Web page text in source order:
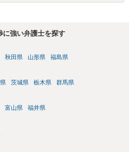
に強い弁護士を探す
秋田県 山形県 福島県
茨城県 栃木県 群馬県
富山県 福井県